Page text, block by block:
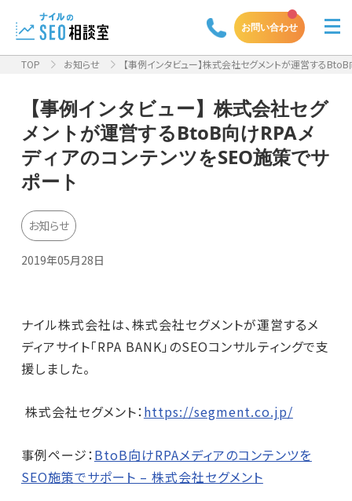
お問い合わせ
TOP お知らせ 【事例インタビュー】株式会社セグメントが運営する
【事例インタビュー】株式会社セグ
メントが運営するBtoB向けRPAメ
ディアのコンテンツをSEO施策でサ
ポート
お知らせ
2019年05月28日
ナイル株式会社は、株式会社セグメントが運営するメ
ディアサイト「RPA BANK」のSEOコンサルティングで支
援しました。
株式会社セグメント：https://segment.co.jp/
事例ページ：BtoB向けRPAメディアのコンテンツを
SEO施策でサポート – 株式会社セグメント